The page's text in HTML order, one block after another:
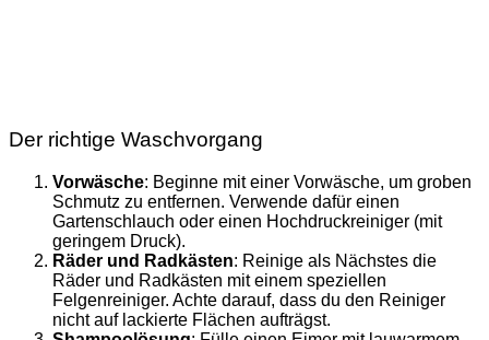
Der richtige Waschvorgang
Vorwäsche: Beginne mit einer Vorwäsche, um groben
Schmutz zu entfernen. Verwende dafür einen
Gartenschlauch oder einen Hochdruckreiniger (mit
geringem Druck).
Räder und Radkästen: Reinige als Nächstes die
Räder und Radkästen mit einem speziellen
Felgenreiniger. Achte darauf, dass du den Reiniger
nicht auf lackierte Flächen aufträgst.